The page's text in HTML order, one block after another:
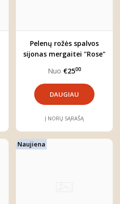
Pelenų rožės spalvos
sijonas mergaitei "Rose"
Nuo €2500
DAUGIAU
Į NORŲ SĄRAŠĄ
Naujiena